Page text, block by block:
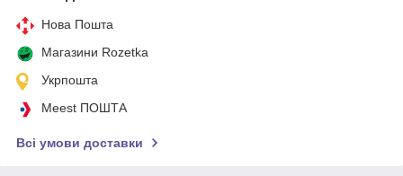
Нова Пошта
Магазини Rozetka
Укрпошта
Meest ПОШТА
Всі умови доставки